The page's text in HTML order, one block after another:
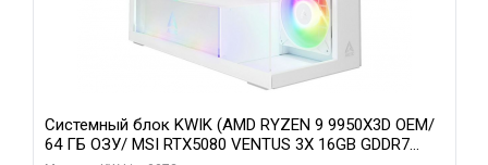
Системный блок KWIK (AMD RYZEN 9 9950X3D OEM/
64 ГБ ОЗУ/ MSI RTX5080 VENTUS 3X 16GB GDDR7